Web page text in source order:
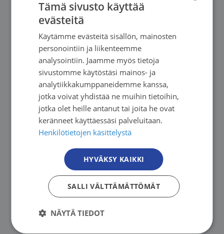
syöpään sairastuneille ja heidän läheisilleen.
Ajantasaiset tiedot päivitetään verkkosivuille
kauden lähestyessä, joten pysy kuulolla!
Syöpä ei sulje pois mahdollisuutta liikkua – se
voi jopa tehdä liikkeestä entistä
merkityksellisempää. Tule mukaan, omana
itsenäsi!
Etäliikuntaan ja -rentoutukseen voit tutustua
tarkemmin Kaikki syövästä -sivustolla:
Etäliikunta – Kaikki syövästä
FINNISH
Tämä sivusto käyttää
evästeitä
Käytämme evästeitä sisällön, mainosten
personointiin ja liikenteemme
analysointiin. Jaamme myös tietoja
sivustomme käytöstäsi mainos- ja
analytiikkakumppaneidemme kanssa,
jotka voivat yhdistää ne muihin tietoihin,
jotka olet heille antanut tai joita he ovat
keränneet käyttäessäsi palveluitaan.
Henkilötietojen käsittelystä
HYVÄKSY KAIKKI
SALLI VÄLTTÄMÄTTÖMÄT
NÄYTÄ TIEDOT